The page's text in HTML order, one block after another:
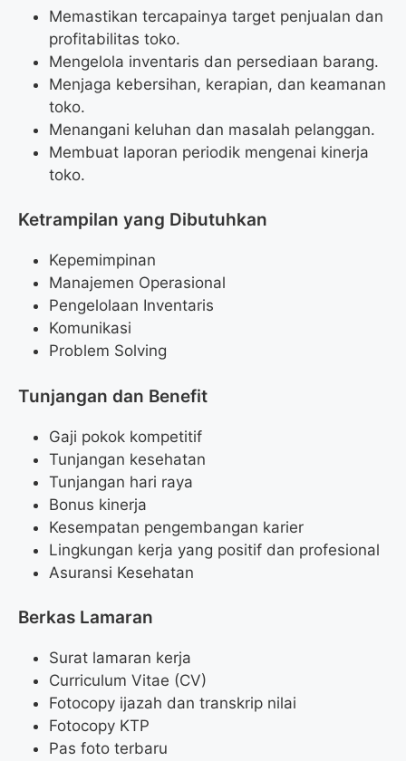
Memastikan tercapainya target penjualan dan
profitabilitas toko.
Mengelola inventaris dan persediaan barang.
Menjaga kebersihan, kerapian, dan keamanan
toko.
Menangani keluhan dan masalah pelanggan.
Membuat laporan periodik mengenai kinerja
toko.
Ketrampilan yang Dibutuhkan
Kepemimpinan
Manajemen Operasional
Pengelolaan Inventaris
Komunikasi
Problem Solving
Tunjangan dan Benefit
Gaji pokok kompetitif
Tunjangan kesehatan
Tunjangan hari raya
Bonus kinerja
Kesempatan pengembangan karier
Lingkungan kerja yang positif dan profesional
Asuransi Kesehatan
Berkas Lamaran
Surat lamaran kerja
Curriculum Vitae (CV)
Fotocopy ijazah dan transkrip nilai
Fotocopy KTP
Pas foto terbaru